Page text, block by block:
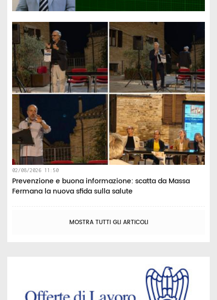
02/08/2026 11:50
Prevenzione e buona informazione: scatta da Massa
Fermana la nuova sfida sulla salute
MOSTRA TUTTI GLI ARTICOLI